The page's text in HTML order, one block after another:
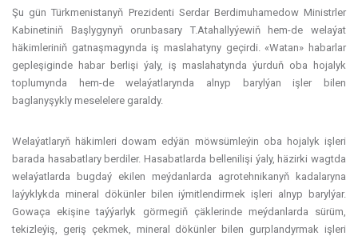
Şu gün Türkmenistanyň Prezidenti Serdar Berdimuhamedow Ministrler
Kabinetiniň Başlygynyň orunbasary T.Atahallyýewiň hem-de welaýat
häkimleriniň gatnaşmagynda iş maslahatyny geçirdi. «Watan» habarlar
gepleşiginde habar berlişi ýaly, iş maslahatynda ýurduň oba hojalyk
toplumynda hem-de welaýatlarynda alnyp barylýan işler bilen
baglanyşykly meselelere garaldy.
Welaýatlaryň häkimleri dowam edýän möwsümleýin oba hojalyk işleri
barada hasabatlary berdiler. Hasabatlarda bellenilişi ýaly, häzirki wagtda
welaýatlarda bugdaý ekilen meýdanlarda agrotehnikanyň kadalaryna
laýyklykda mineral dökünler bilen iýmitlendirmek işleri alnyp barylýar.
Gowaça ekişine taýýarlyk görmegiň çäklerinde meýdanlarda sürüm,
tekizleýiş, geriş çekmek, mineral dökünler bilen gurplandyrmak işleri